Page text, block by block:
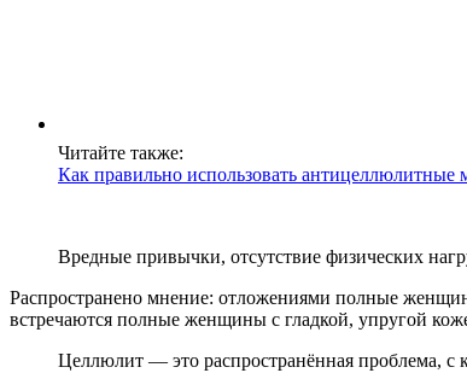
Читайте также:
Как правильно использовать антицеллюлитные
Вредные привычки, отсутствие физических
Распространено мнение: отложениями полные
встречаются полные женщины с гладкой, упругой
Целлюлит — это распространённая проблема, с